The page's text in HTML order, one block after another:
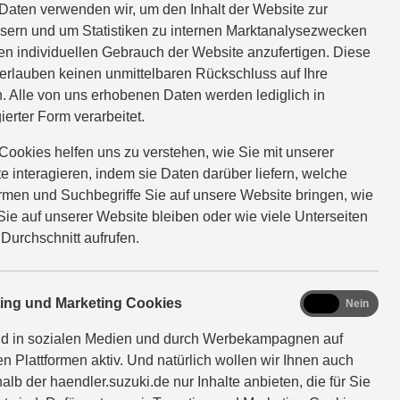
verwenden wir, um den Inhalt der Website zur
und um Statistiken zu internen Marktanalysezwecken
individuellen Gebrauch der Website anzufertigen. Diese
keinen unmittelbaren Rückschluss auf Ihre
Alle von uns erhobenen Daten werden lediglich in
Form verarbeitet.
helfen uns zu verstehen, wie Sie mit unserer
interagieren, indem sie Daten darüber liefern, welche
und Suchbegriffe Sie auf unsere Website bringen, wie
auf unserer Website bleiben oder wie viele Unterseiten
aufrufen.
und Marketing Cookies
in sozialen Medien und durch Werbekampagnen auf
Plattformen aktiv. Und natürlich wollen wir Ihnen auch
der haendler.suzuki.de nur Inhalte anbieten, die für Sie
marketing
Nein
PS:
und
Across
Effizientes Power-SUV
ab 58.190 EUR
MEHR ÜBER DEN ACROSS
Across 2.5 PLUG-IN HYBRID CVT
Comfort+ (Systemleistung 225 kW /
306 PS: Benzinmotor 136 kW / 185